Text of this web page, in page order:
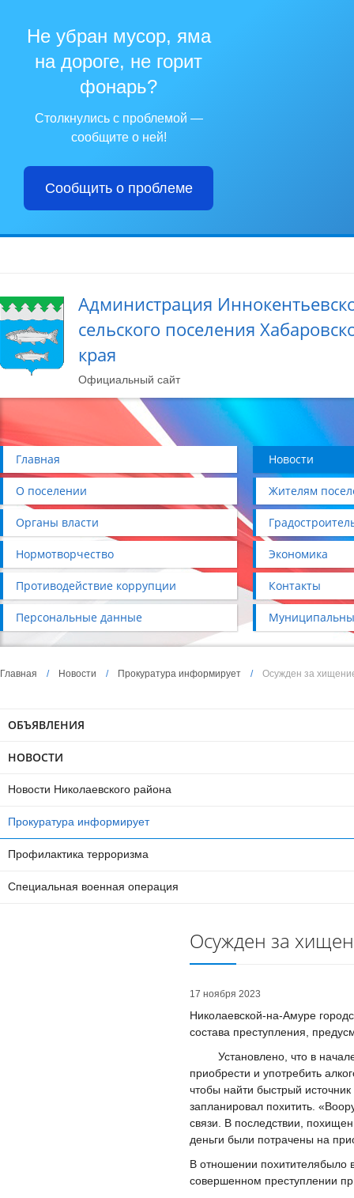
Не убран мусор, яма
на дороге, не горит
фонарь?
Столкнулись с проблемой —
сообщите о ней!
Сообщить о проблеме
Администрация
сельского поселения
края
Официальный сайт
Главная Новости
О поселении Жителям
Органы власти
Нормотворчество Экономика
Противодействие коррупции Контакты
Персональные данные
Главная / Новости / Прокуратура информирует / Осужден за
ОБЪЯВЛЕНИЯ
НОВОСТИ
Новости Николаевского района
Прокуратура информирует
Профилактика терроризма
Специальная военная операция
Осужден за
17 ноября 2023
Николаевской-на-Амуре
состава преступления,
Установлено, что в начале
приобрести и употребить
чтобы найти быстрый
запланировал похитить.
связи. В последствии,
деньги были потрачены на
В отношении похитителябыло
совершенном преступлении